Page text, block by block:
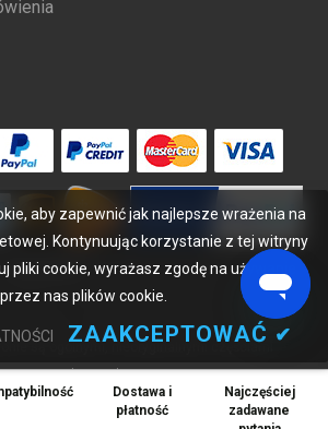
Dostawa i
płatność
Najczęściej
zadawane
bateriabuy.pl. Wszelkie prawa zastrzeżone.
i marki są własnością ich właścicieli.
powiązany z żadnymi markami OEM. Wszystkie
są ogólnymi, nieoryginalnymi częściami
zamiennymi.
i oznaczenia modeli mają jedynie na celu
aby zapewnić jak najlepsze wrażenia na
Kontynuując korzystanie z tej witryny
pliki cookie, wyrażasz zgodę na używanie
przez nas plików cookie.
ZAAKCEPTOWAĆ ✔